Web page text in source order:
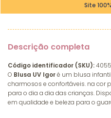
Site
Descrição completa
Código identificador (SKU):
O Blusa UV Igoré um blusa
charmosos e confortáveis. na cor
para o dia a dia das crianças.
em qualidade e beleza para o